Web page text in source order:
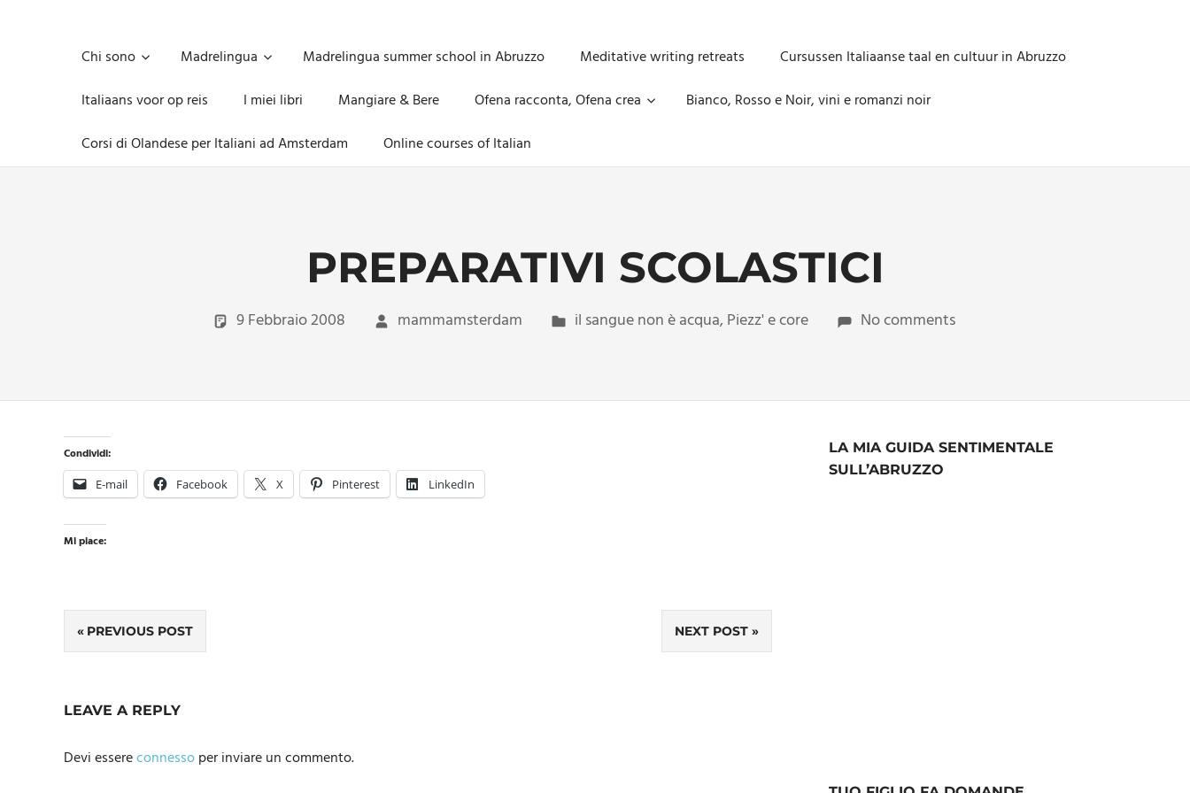
imprescindibile,
inevitabile
Mammamsterdam
oggi
anche
Chi sono Madrelingua Madrelingua summer school in Abruzzo Meditative writing retreats
Cursussen Italiaanse taal en cultuur in Abruzzo
Italiaans voor op reis
I miei libri Mangiare & Bere Ofena racconta, Ofena crea
Bianco, Rosso e Noir, vini e romanzi noir
Corsi di Olandese per Italiani ad Amsterdam
Online courses of Italian
PREPARATIVI SCOLASTICI
9 Febbraio 2008 mammamsterdam il sangue non è acqua, Piezz' e core No comments
Condividi:
E-mail Facebook X Pinterest LinkedIn
Mi piace:
Navigazione
PREVIOUS POST NEXT POST
LEAVE A REPLY
Devi essereconnessoper inviare un commento.
LA MIA GUIDA SENTIMENTALE
SULL’ABRUZZO